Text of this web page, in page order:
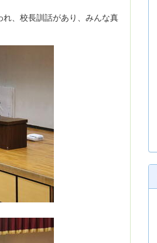
、校長訓話があり、みんな真